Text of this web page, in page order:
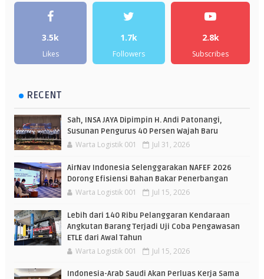
3.5k
Likes
1.7k
Followers
2.8k
Subscribes
RECENT
Sah, INSA JAYA Dipimpin H. Andi Patonangi,
Susunan Pengurus 40 Persen Wajah Baru
Warta Logistik 001 Jul 31, 2026
AirNav Indonesia Selenggarakan NAFEF 2026
Dorong Efisiensi Bahan Bakar Penerbangan
Warta Logistik 001 Jul 15, 2026
Lebih dari 140 Ribu Pelanggaran Kendaraan
Angkutan Barang Terjadi Uji Coba Pengawasan
ETLE dari Awal Tahun
Warta Logistik 001 Jul 15, 2026
Indonesia-Arab Saudi Akan Perluas Kerja Sama